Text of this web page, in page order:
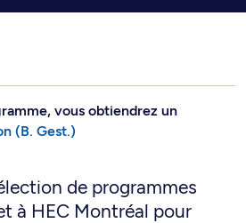
vous obtiendrez un
(B. Gest.)
de programmes
à HEC Montréal pour